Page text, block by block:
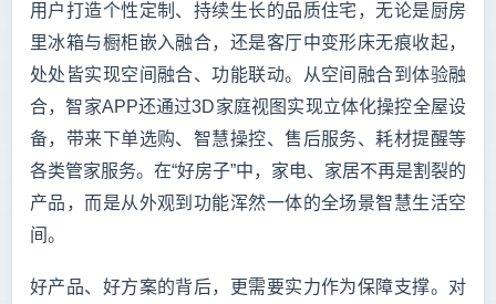
用户打造个性定制、持续生长的品质住宅，无论是厨房
里冰箱与橱柜嵌入融合，还是客厅中变形床无痕收起，
处处皆实现空间融合、功能联动。从空间融合到体验融
合，智家APP还通过3D家庭视图实现立体化操控全屋设
备，带来下单选购、智慧操控、售后服务、耗材提醒等
各类管家服务。在“好房子”中，家电、家居不再是割裂的
产品，而是从外观到功能浑然一体的全场景智慧生活空
间。
好产品、好方案的背后，更需要实力作为保障支撑。对